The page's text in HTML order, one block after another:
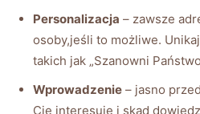
Personalizacja – zawsze
osoby,jeśli to możliwe.
takich jak „Szanowni
Wprowadzenie – jasno
Cię interesuje i skąd